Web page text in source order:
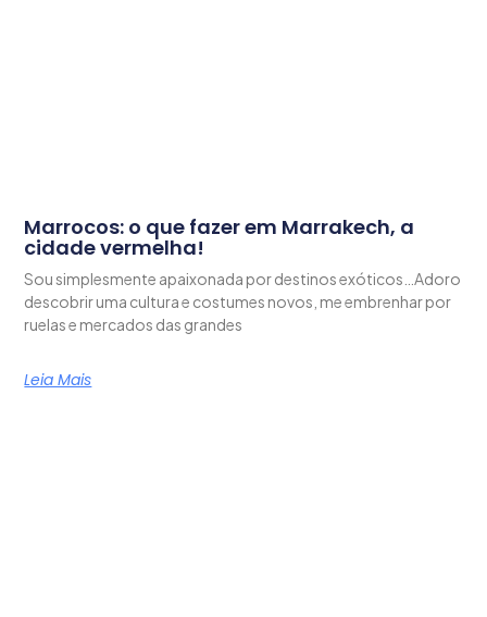
Marrocos: o que fazer em Marrakech, a
cidade vermelha!
Sou simplesmente apaixonada por destinos exóticos…Adoro
descobrir uma cultura e costumes novos, me embrenhar por
ruelas e mercados das grandes
Leia Mais